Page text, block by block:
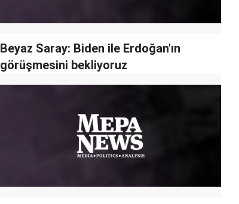
Beyaz Saray: Biden ile Erdoğan'ın
görüşmesini bekliyoruz